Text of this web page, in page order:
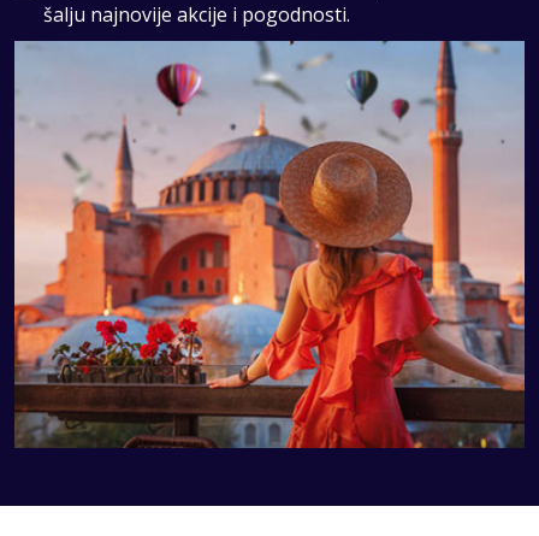
šalju najnovije akcije i pogodnosti.